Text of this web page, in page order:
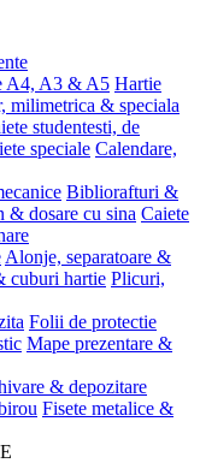
A4, A3 & A5 Hartie
milimetrica & speciala
studentesti, de
speciale Calendare,
Bibliorafturi &
& dosare cu sina Caiete
Alonje, separatoare &
cuburi hartie Plicuri,
Folii de protectie
Mape prezentare &
& depozitare
Fisete metalice &